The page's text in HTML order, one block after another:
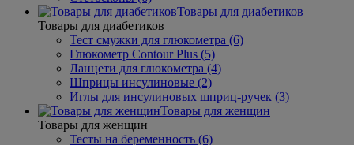
Товары для диабетиков
Товары для диабетиков
Тест смужки для глюкометра (6)
Глюкометр Contour Plus (5)
Ланцети для глюкометра (4)
Шприцы инсулиновые (2)
Иглы для инсулиновых шприц-ручек (3)
Товары для женщин
Товары для женщин
Тесты на беременность (6)